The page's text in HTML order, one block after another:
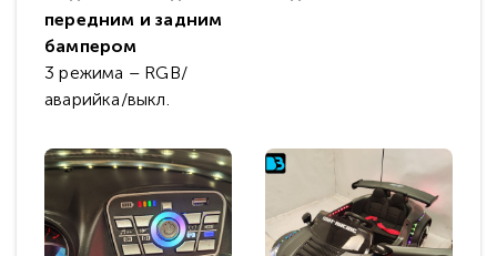
передним и задним
бампером
3 режима – RGB/
аварийка/выкл.